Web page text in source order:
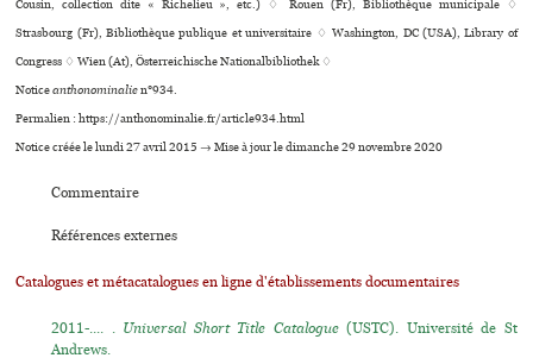
Cousin, collection dite « Richelieu », etc.) ♢ Rouen (Fr), Bibliothèque muni­ci­pale ♢
Strasbourg (Fr), Bibliothèque publi­que et uni­ver­si­taire ♢ Washington, DC (USA), Library of
Congress ♢ Wien (At), Österreichische Nationalbibliothek ♢
Noticeanthonominalien°934.
Permalien : https://anthonominalie.fr/article934.html
Notice créée le lundi 27 avril 2015 → Mise à jour le dimanche 29 novembre 2020
Commentaire
Références externes
Catalogues et métacatalogues en ligne d'établissements documentaires
2011-.... . Universal Short Title Catalogue(USTC). Université de St
Andrews.